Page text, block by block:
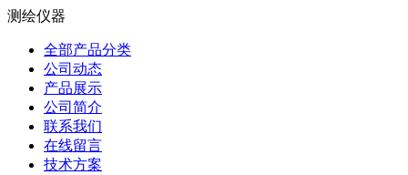
测绘仪器
全部产品分类
公司动态
产品展示
公司简介
联系我们
在线留言
技术方案